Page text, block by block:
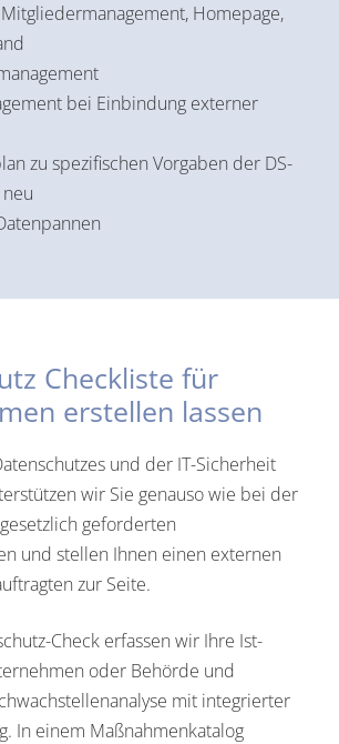
Homepage,
bei Einbindung externer
zu spezifischen Vorgaben der DS-
Checkliste für
erstellen lassen
und der IT-Sicherheit
wir Sie genauso wie bei der
geforderten
und stellen Ihnen einen externen
zur Seite.
Check erfassen wir Ihre Ist-
oder Behörde und
mit integrierter
In einem Maßnahmenkatalog